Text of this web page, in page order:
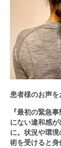
患者様のお声を
『最初の緊急
にない違和感
に。状況や環
術を受けると身